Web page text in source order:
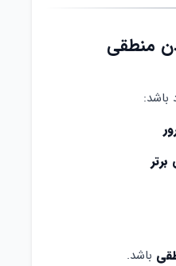
منطقی
باشد:
باشد.